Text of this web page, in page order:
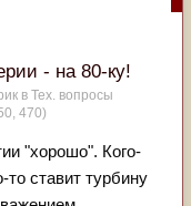
- на 80-ку!
в Тех. вопросы
470)
"хорошо". Кого-
то ставит турбину